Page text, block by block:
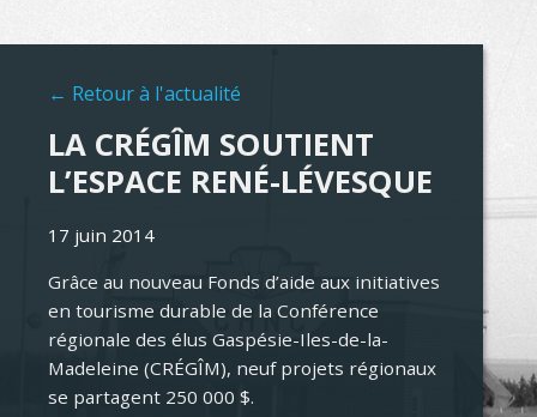
Retour à l'actualité
LA CRÉGÎM SOUTIENT
L’ESPACE RENÉ-LÉVESQUE
17 juin 2014
Grâce au nouveau Fonds d’aide aux initiatives
en tourisme durable de la Conférence
régionale des élus Gaspésie-Iles-de-la-
Madeleine (CRÉGÎM), neuf projets régionaux
se partagent 250 000 $.